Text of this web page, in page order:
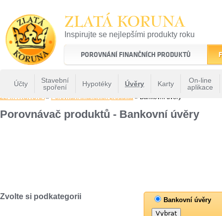
ZLATÁ KORUNA
Inspirujte se nejlepšími produkty roku
22 let tradice a kvality na finančním trhu
POROVNÁNÍ FINANČNÍCH PRODUKTŮ
Účty
Stavební
spoření
Hypotéky Úvěry Karty
On-line
aplikace
ZLATÁ KORUNA» Porovnání finančních produktů » Bankovní úvěry
Porovnávač produktů - Bankovní úvěry
Zvolte si podkategorii Bankovní úvěry